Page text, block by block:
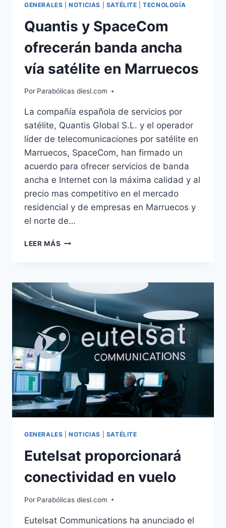
GENERALES |NOTICIAS SATÉLITE |TECNOLOGÍA
Quantis y SpaceCom
ofrecerán banda ancha
vía satélite en Marruecos
Por Parabólicas diesl.com
La compañía española de servicios por
satélite, Quantis Global S.L. y el operador
líder de telecomunicaciones por satélite en
Marruecos, SpaceCom, han firmado un
acuerdo para ofrecer servicios de banda
ancha e Internet con la máxima calidad y al
precio mas competitivo en el mercado
residencial y de empresas en Marruecos y
el norte de…
LEER MÁS QUANTIS
BANDA
ANCHA
VÍA
SATÉLITE
EN
MARRUECOS
GENERALES |NOTICIAS SATÉLITE
Eutelsat proporcionará
conectividad en vuelo
Por Parabólicas diesl.com
Eutelsat Communications ha anunciado el